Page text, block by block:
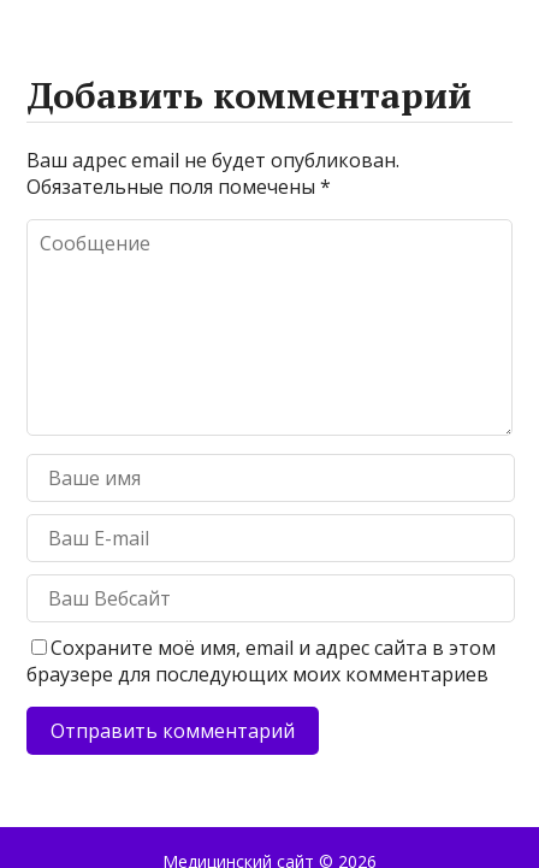
Добавить комментарий
Ваш адрес email не будет опубликован.
Обязательные поля помечены*
Сохраните моё имя, email и адрес сайта в этом
браузере для последующих моих комментариев
Медицинский сайт © 2026